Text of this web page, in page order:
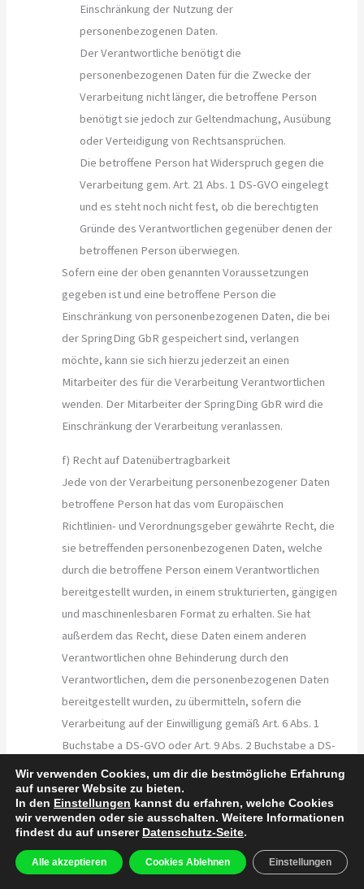
Einschränkung der Nutzung der
personenbezogenen Daten.
Der Verantwortliche benötigt die
personenbezogenen Daten für die Zwecke der
Verarbeitung nicht länger, die betroffene Person
benötigt sie jedoch zur Geltendmachung, Ausübung
oder Verteidigung von Rechtsansprüchen.
Die betroffene Person hat Widerspruch gegen die
Verarbeitung gem. Art. 21 Abs. 1 DS-GVO eingelegt
und es steht noch nicht fest, ob die berechtigten
Gründe des Verantwortlichen gegenüber denen der
betroffenen Person überwiegen.
Sofern eine der oben genannten Voraussetzungen
gegeben ist und eine betroffene Person die
Einschränkung von personenbezogenen Daten, die bei
der SpringDing GbR gespeichert sind, verlangen
möchte, kann sie sich hierzu jederzeit an einen
Mitarbeiter des für die Verarbeitung Verantwortlichen
wenden. Der Mitarbeiter der SpringDing GbR wird die
Einschränkung der Verarbeitung veranlassen.
f) Recht auf Datenübertragbarkeit
Jede von der Verarbeitung personenbezogener Daten
betroffene Person hat das vom Europäischen
Richtlinien- und Verordnungsgeber gewährte Recht, die
sie betreffenden personenbezogenen Daten, welche
durch die betroffene Person einem Verantwortlichen
bereitgestellt wurden, in einem strukturierten, gängigen
und maschinenlesbaren Format zu erhalten. Sie hat
außerdem das Recht, diese Daten einem anderen
Verantwortlichen ohne Behinderung durch den
Verantwortlichen, dem die personenbezogenen Daten
bereitgestellt wurden, zu übermitteln, sofern die
Verarbeitung auf der Einwilligung gemäß Art. 6 Abs. 1
Buchstabe a DS-GVO oder Art. 9 Abs. 2 Buchstabe a DS-
GVO oder auf einem Vertrag gemäß Art. 6 Abs. 1
Buchstabe b DS-GVO beruht und die Verarbeitung
mithilfe automatisierter Verfahren erfolgt, sofern die
Verarbeitung nicht für die Wahrnehmung einer Aufgabe
erforderlich ist, die im öffentlichen Interesse liegt oder
in Ausübung öffentlicher Gewalt erfolgt, welche dem
Wir verwenden Cookies, um dir die bestmögliche Erfahrung
auf unserer Website zu bieten.
In den Einstellungen kannst du erfahren, welche Cookies
wir verwenden oder sie ausschalten. Weitere Informationen
findest du auf unserer Datenschutz-Seite.
Alle akzeptieren Cookies Ablehnen Einstellungen